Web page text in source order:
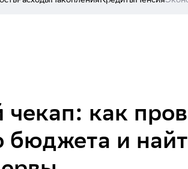
как
бюджета и